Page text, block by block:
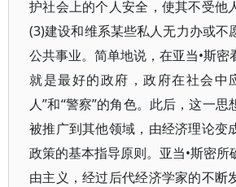
护社会上的个人安全，使其不受他
(3)建设和维系某些私人无力办或不
公共事业。简单地说，在亚当•斯密
就是最好的政府，政府在社会中
人”和“警察”的角色。此后，这一
被推广到其他领域，由经济理论变
政策的基本指导原则。亚当•斯密所
由主义，经过后代经济学家的不断